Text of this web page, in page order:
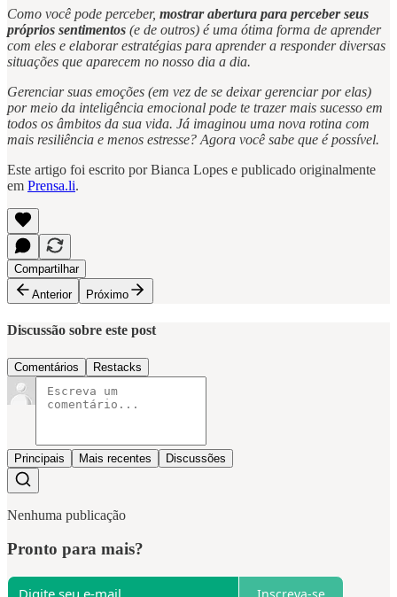
Como você pode perceber, mostrar abertura para perceber seus
próprios sentimentos (e de outros) é uma ótima forma de aprender
com eles e elaborar estratégias para aprender a responder diversas
situações que aparecem no nosso dia a dia.
Gerenciar suas emoções (em vez de se deixar gerenciar por elas)
por meio da inteligência emocional pode te trazer mais sucesso em
todos os âmbitos da sua vida. Já imaginou uma nova rotina com
mais resiliência e menos estresse? Agora você sabe que é possível.
Este artigo foi escrito por Bianca Lopes e publicado originalmente
em Prensa.li.
Compartilhar
Anterior
Próximo
Discussão sobre este post
Comentários Restacks
Principais Mais recentes Discussões
Nenhuma publicação
Pronto para mais?
Inscreva-se